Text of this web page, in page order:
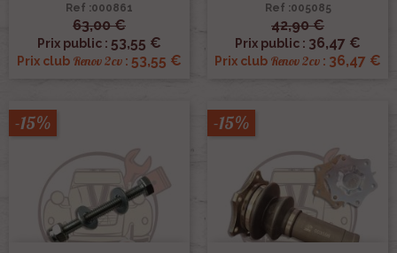
Ref :000861
63,00 €
Prix public : 53,55 €
Prix club Renov 2cv : 53,55 €
Ref :005085
42,90 €
Prix public : 36,47 €
Prix club Renov 2cv : 36,47 €
-15% -15%